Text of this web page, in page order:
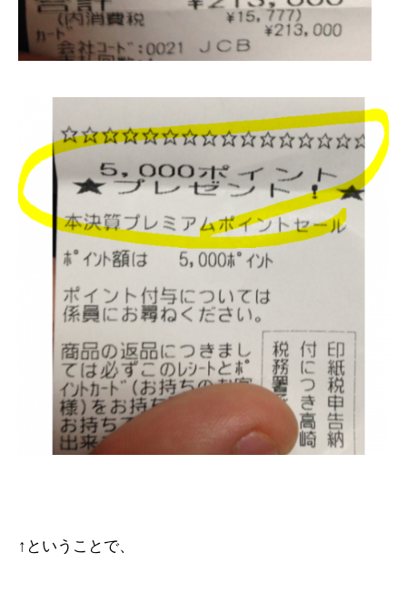
↑ということで、